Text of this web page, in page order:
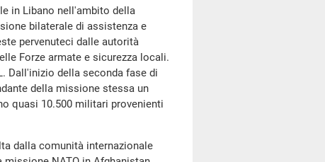
in Libano nell'ambito della
bilaterale di assistenza e
pervenuteci dalle autorità
Forze armate e sicurezza locali.
Dall'inizio della seconda fase di
della missione stessa un
quasi 10.500 militari provenienti
dalla comunità internazionale